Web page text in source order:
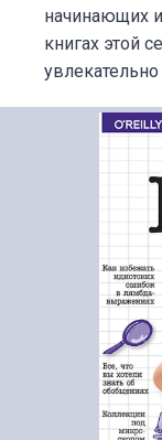
начинающих
книгах этой